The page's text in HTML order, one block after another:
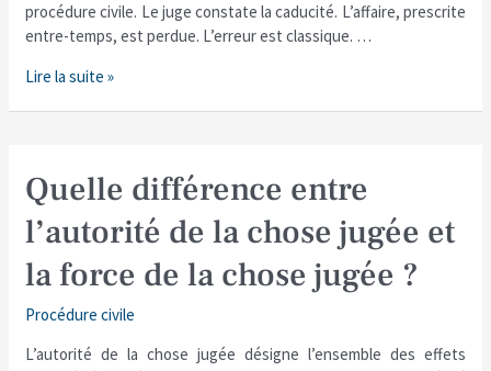
procédure civile. Le juge constate la caducité. L’affaire, prescrite
entre-temps, est perdue. L’erreur est classique. …
Lire la suite »
Quelle différence entre
l’autorité de la chose jugée et
la force de la chose jugée ?
Procédure civile
L’autorité de la chose jugée désigne l’ensemble des effets
Quelle
différence
entre
l’autorité
de
chose
jugée